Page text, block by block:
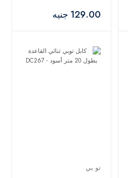
129.00 جنيه
تو بي